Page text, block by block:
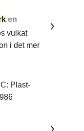
en
vulkat
i det mer
Plast-